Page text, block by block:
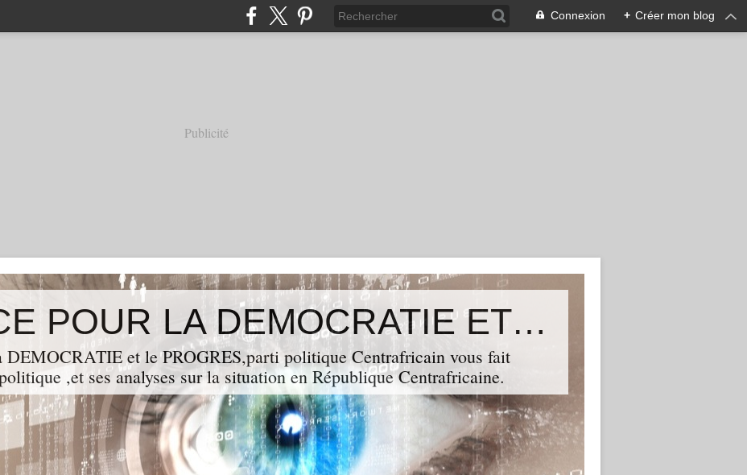
Connexion + Créer mon blog
Publicité
ALLIANCE POUR LA DEMOCRATIE ET LE PROGRES
et le PROGRES,parti politique Centrafricain vous fait
,et ses analyses sur la situation en République Centrafricaine.